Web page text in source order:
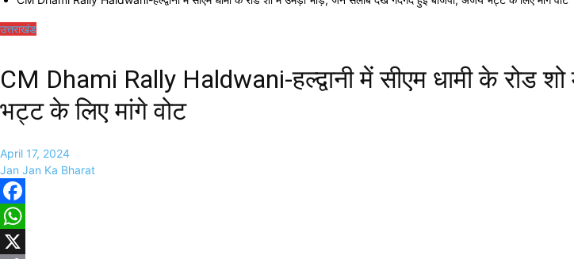
उत्तराखंड
CM Dhami Rally Haldwani-हल्द्वानी में सीएम धामी के रोड
भट्ट के लिए मांगे वोट
April 17, 2024
Jan Jan Ka Bharat
Facebook
WhatsApp